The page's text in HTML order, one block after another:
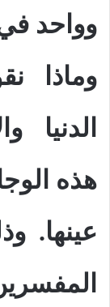
وواحد
وماذا
الدنيا
هذه
عينها.